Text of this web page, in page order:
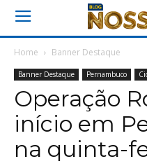
Home Banner Destaque
Banner Destaque Pernambuco
Operação
início em
na quinta-